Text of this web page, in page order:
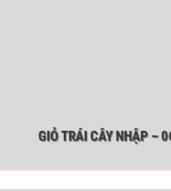
GIỎ TRÁI CÂY NHẬP –